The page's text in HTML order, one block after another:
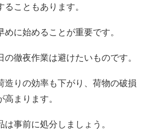
こともあります。
めに始めることが重要です。
徹夜作業は避けたいものです。
造りの効率も下がり、荷物の破損
まります。
事前に処分しましょう。